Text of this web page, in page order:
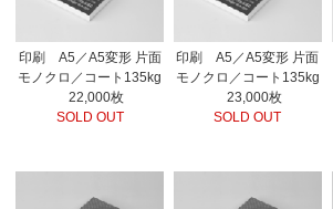
印刷 A5／A5変形 片面
モノクロ／コート135kg
22,000枚
SOLD OUT
印刷 A5／A5変形 片面
モノクロ／コート135kg
23,000枚
SOLD OUT